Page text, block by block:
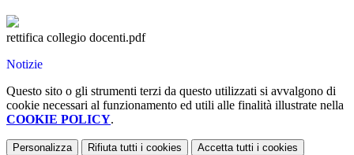
rettifica collegio docenti.pdf
Notizie
Questo sito o gli strumenti terzi da questo utilizzati si avvalgono di
cookie necessari al funzionamento ed utili alle finalità illustrate nella
COOKIE POLICY.
Personalizza Rifiuta tutti i cookies Accetta tutti i cookies